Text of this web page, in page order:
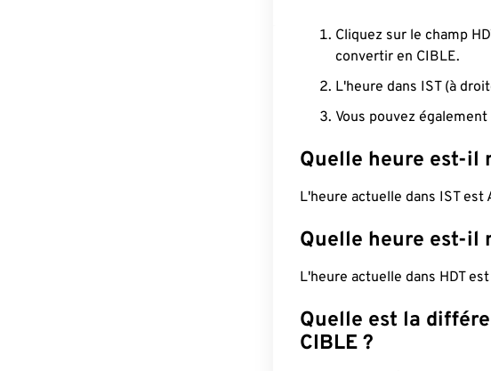
Cliquez sur le champ
convertir en CIBLE.
L'heure dans IST (à
Vous pouvez
Quelle heure est-il
L'heure actuelle dans IST
Quelle heure est-il
L'heure actuelle dans HDT
Quelle est la
CIBLE ?